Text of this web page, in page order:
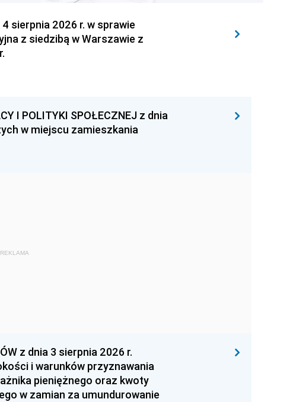
4 sierpnia 2026 r. w sprawie
z siedzibą w Warszawie z
I POLITYKI SPOŁECZNEJ z dnia
w miejscu zamieszkania
REKLAMA
z dnia 3 sierpnia 2026 r.
i warunków przyznawania
pieniężnego oraz kwoty
w zamian za umundurowanie